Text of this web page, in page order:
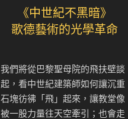
《中世紀不黑暗》
歌德藝術的光學革命
我們將從巴黎聖母院的飛扶壁談
起，看中世紀建築師如何讓沉重
石塊彷彿「飛」起來，讓教堂像
被一股力量往天空牽引；也會走